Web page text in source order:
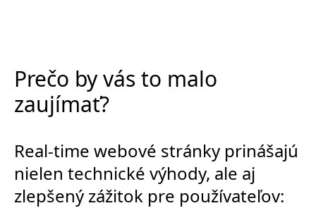
Prečo by vás to malo
zaujímať?
Real-time webové stránky prinášajú
nielen technické výhody, ale aj
zlepšený zážitok pre používateľov: